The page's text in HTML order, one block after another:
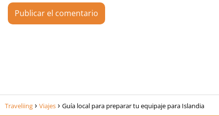
Traveliing Viajes Guía local para preparar tu equipaje para Islandia